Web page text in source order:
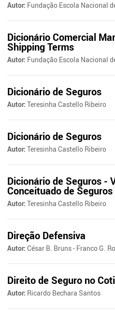
Autor: Fundação Escola Nacional
Dicionário Comercial
Shipping Terms
Autor: Fundação Escola Nacional
Dicionário de Seguros
Autor: Teresinha Castello Ribeiro
Dicionário de Seguros
Autor: Teresinha Castello Ribeiro
Dicionário de Seguros -
Conceituado de Seguros
Autor: Teresinha Castello Ribeiro
Direção Defensiva
Autor: César B. Bruns - Franco G.
Direito de Seguro no
Autor: Ricardo Bechara Santos